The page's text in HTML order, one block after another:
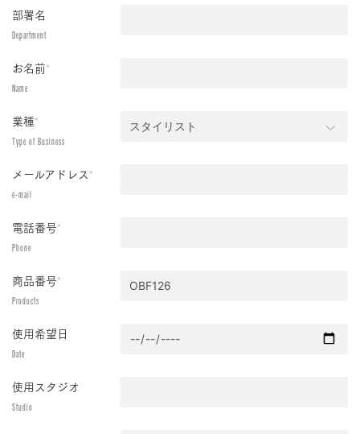
部署名
Department
お名前*
Name
業種*
Type of Business
メールアドレス*
e-mail
電話番号*
Phone
商品番号*
Products
使用希望日
Date
使用スタジオ
Studio